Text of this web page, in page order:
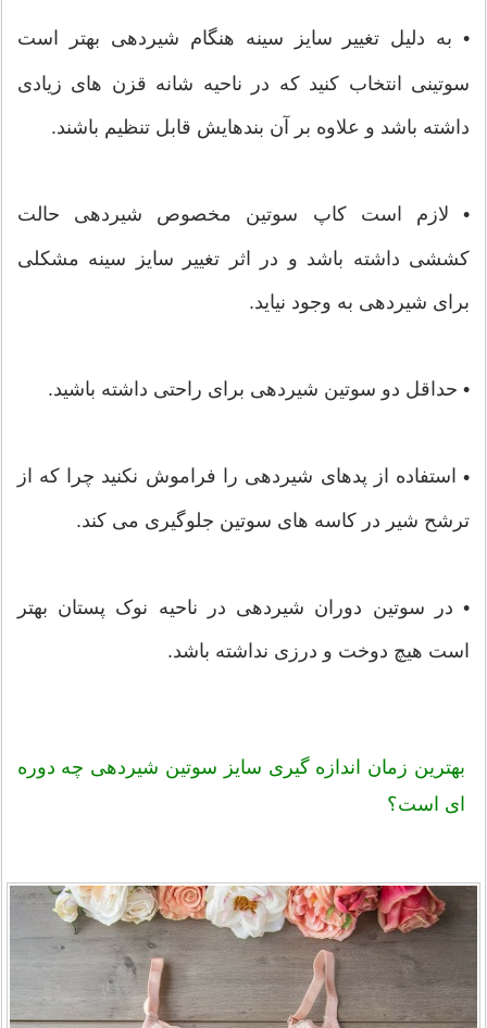
• به دلیل تغییر سایز سینه هنگام شیردهی بهتر است
سوتینی انتخاب کنید که در ناحیه شانه قزن های زیادی
داشته باشد و علاوه بر آن بندهایش قابل تنظیم باشند.
• لازم است کاپ سوتین مخصوص شیردهی حالت
کششی داشته باشد و در اثر تغییر سایز سینه مشکلی
برای شیردهی به وجود نیاید.
• حداقل دو سوتین شیردهی برای راحتی داشته باشید.
• استفاده از پدهای شیردهی را فراموش نکنید چرا که از
ترشح شیر در کاسه های سوتین جلوگیری می کند.
• در سوتین دوران شیردهی در ناحیه نوک پستان بهتر
است هیچ دوخت و درزی نداشته باشد.
بهترین زمان اندازه گیری سایز سوتین شیردهی چه دوره
ای است؟